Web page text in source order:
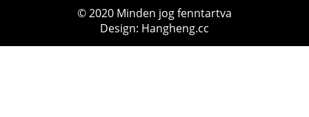
© 2020 Minden jog fenntartva
Design: Hangheng.cc